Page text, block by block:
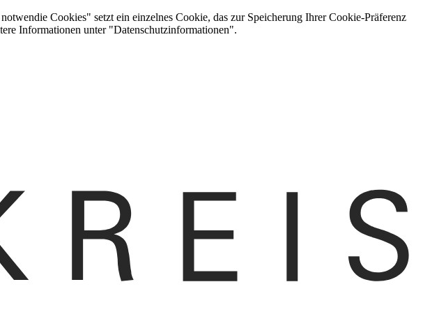
Cookies" setzt ein einzelnes Cookie, das zur Speicherung Ihrer Cookie-Präferenz
Informationen unter "Datenschutzinformationen".